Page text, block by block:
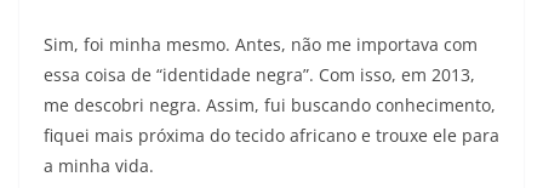
Sim, foi minha mesmo. Antes, não me importava com
essa coisa de “identidade negra”. Com isso, em 2013,
me descobri negra. Assim, fui buscando conhecimento,
fiquei mais próxima do tecido africano e trouxe ele para
a minha vida.